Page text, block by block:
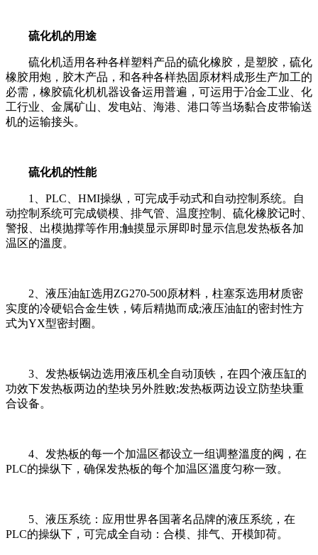
硫化机的用途
硫化机适用各种各样塑料产品的硫化橡胶，是塑胶，硫化
橡胶用炮，胶木产品，和各种各样热固原材料成形生产加工的
必需，橡胶硫化机机器设备运用普遍，可运用于冶金工业、化
工行业、金属矿山、发电站、海港、港口等当场黏合皮带输送
机的运输接头。
硫化机的性能
1、PLC、HMI操纵，可完成手动式和自动控制系统。自
动控制系统可完成锁模、排气管、温度控制、硫化橡胶记时、
警报、出模抛撑等作用;触摸显示屏即时显示信息发热板各加
温区的溫度。
2、液压油缸选用ZG270-500原材料，柱塞泵选用材质密
实度的冷硬铝合金生铁，铸后精抛而成;液压油缸的密封性方
式为YX型密封圈。
3、发热板锅边选用液压机全自动顶铁，在四个液压缸的
功效下发热板两边的垫块另外胜败;发热板两边设立防垫块重
合设备。
4、发热板的每一个加温区都设立一组调整溫度的阀，在
PLC的操纵下，确保发热板的每个加温区溫度匀称一致。
5、液压系统：应用世界各国著名品牌的液压系统，在
PLC的操纵下，可完成全自动：合模、排气、开模卸荷。